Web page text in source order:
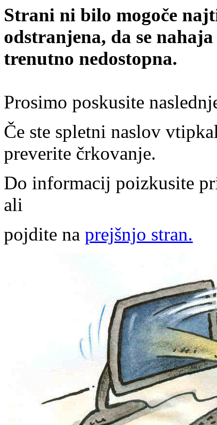
Strani ni bilo mogoče
odstranjena, da se
trenutno nedostopna.
Prosimo poskusite
Če ste spletni naslov
preverite črkovanje.
Do informacij poizkusite
ali
pojdite na prejšnjo stran.